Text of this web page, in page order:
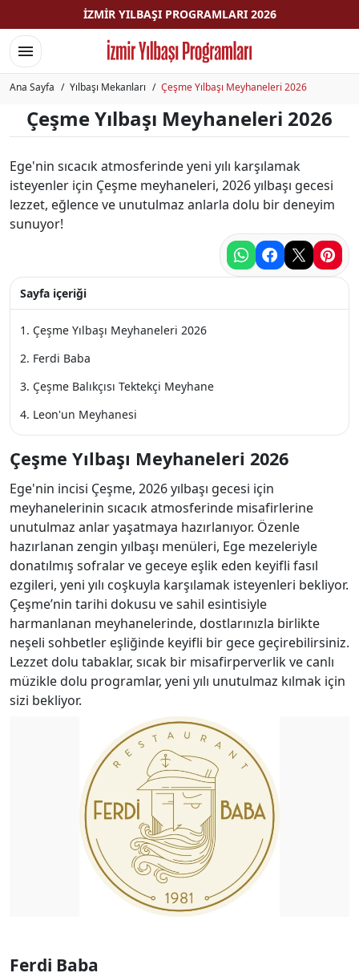
İZMIR YILBAŞI PROGRAMLARI 2026
Menüyü aç/Menüyü kapat
Ana Sayfa Yılbaşı Mekanları Çeşme Yılbaşı Meyhaneleri 2026
Çeşme Yılbaşı Meyhaneleri 2026
Ege'nin sıcacık atmosferinde yeni yılı karşılamak
isteyenler için Çeşme meyhaneleri, 2026 yılbaşı gecesi
lezzet, eğlence ve unutulmaz anlarla dolu bir deneyim
sunuyor!
Sayfa içeriği
Çeşme Yılbaşı Meyhaneleri 2026
Ferdi Baba
Çeşme Balıkçısı Tektekçi Meyhane
Leon'un Meyhanesi
Çeşme Yılbaşı Meyhaneleri 2026
Ege'nin incisi Çeşme, 2026 yılbaşı gecesi için
meyhanelerinin sıcacık atmosferinde misafirlerine
unutulmaz anlar yaşatmaya hazırlanıyor. Özenle
hazırlanan zengin yılbaşı menüleri, Ege mezeleriyle
donatılmış sofralar ve geceye eşlik eden keyifli fasıl
ezgileri, yeni yılı coşkuyla karşılamak isteyenleri bekliyor.
Çeşme’nin tarihi dokusu ve sahil esintisiyle
harmanlanan meyhanelerinde, dostlarınızla birlikte
neşeli sohbetler eşliğinde keyifli bir gece geçirebilirsiniz.
Lezzet dolu tabaklar, sıcak bir misafirperverlik ve canlı
müzikle dolu programlar, yeni yılı unutulmaz kılmak için
sizi bekliyor.
Ferdi Baba